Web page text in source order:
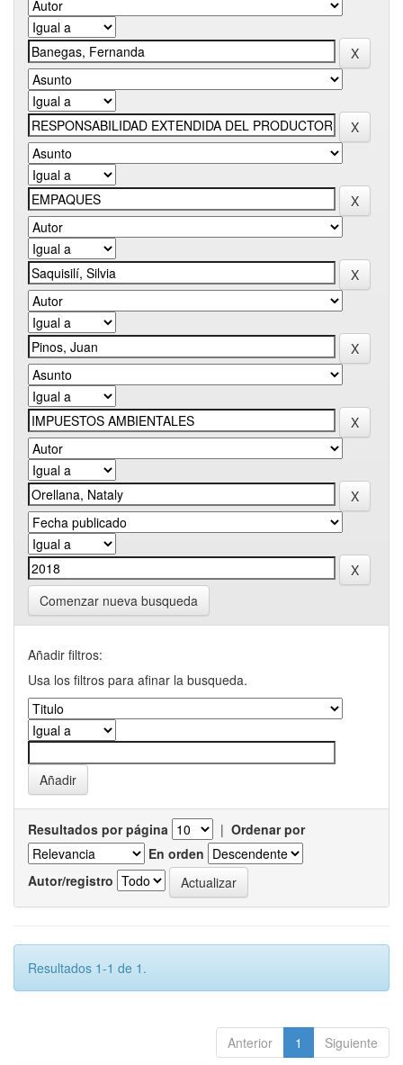
Comenzar nueva busqueda
Añadir filtros:
Usa los filtros para afinar la busqueda.
Resultados por página | Ordenar por
En orden
Autor/registro
Resultados 1-1 de 1.
Anterior 1 Siguiente